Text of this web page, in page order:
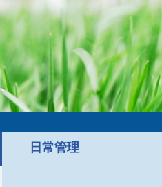
日常管理